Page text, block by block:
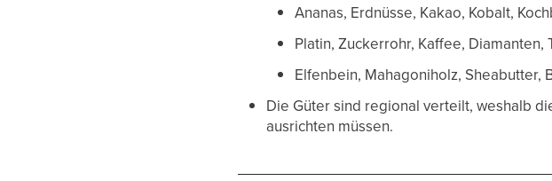
Ananas, Erdnüsse, Kakao, Kobalt,
Platin, Zuckerrohr, Kaffee, Diamanten,
Elfenbein, Mahagoniholz, Sheabutter,
Die Güter sind regional verteilt, weshalb
ausrichten müssen.